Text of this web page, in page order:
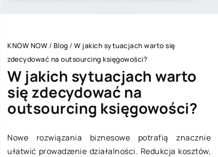
KNOW NOW / Blog / W jakich sytuacjach warto się
zdecydować na outsourcing księgowości?
W jakich sytuacjach warto
się zdecydować na
outsourcing księgowości?
Nowe rozwiązania biznesowe potrafią znacznie
ułatwić prowadzenie działalności. Redukcja kosztów,